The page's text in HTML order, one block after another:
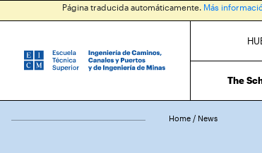
Página traducida automáticamente. Más
The
Home / News